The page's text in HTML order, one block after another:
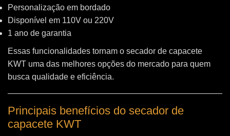
Personalização em bordado
Disponível em 110V ou 220V
1 ano de garantia
Essas funcionalidades tornam o secador de capacete
KWT uma das melhores opções do mercado para quem
busca qualidade e eficiência.
Principais benefícios do secador de
capacete KWT